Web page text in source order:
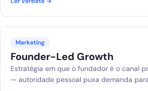
Marketing
Founder-Led Growth
Estratégia em que o fundador é o canal
— autoridade pessoal puxa demanda